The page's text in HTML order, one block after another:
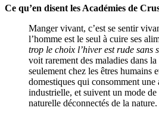
Ce qu’en disent les Académies de
Manger vivant, c’est se sentir
l’homme est le seul à cuire ses
trop le choix l’hiver est rude sans
voit rarement des maladies dans la
seulement chez les êtres humains
domestiques qui consomment une
industrielle, et suivent un mode
naturelle déconnectés de la nature.